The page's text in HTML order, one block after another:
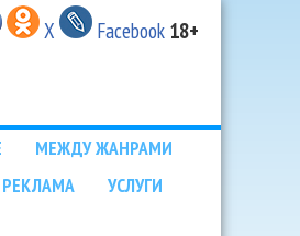
X Facebook 18+
МЕЖДУ ЖАНРАМИ
РЕКЛАМА
УСЛУГИ